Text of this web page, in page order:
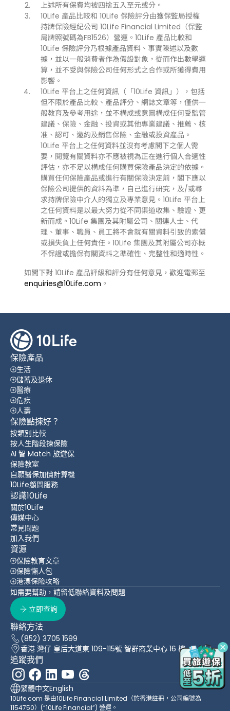
上述所有保費均被四捨五入至元或分。
10Life 產品比較和 10Life 保險評分由獲保監局授權
持牌保險經紀公司 10Life Financial Limited（保監
局牌照號碼為FB1526）營運。10Life 產品比較和
10Life 保險評分乃根據產品資料、事實陳述以及數
據，並以一般消費者作為假設對象，從而作出數學運
算，並不受與保險公司任何形式之合作或所獲得費用
影響。
10Life 平台上之任何資訊（「10Life 資訊」），包括
但不限於產品比較、產品評分、網誌文章等，僅供一
般教育及參考用途，並不構成或意圖構成任何受監管
建議、保險、金融、投資或其他專業建議、推薦、核
准、認可、邀約及銷售保險、金融或投資產品。
10Life 平台上之任何資料並沒有考慮閣下之個人需
要，閱覽有關資料亦不應被視為正在進行個人合適性
評估，亦不足以構成任何購買保險產品決定的依據。
購買任何保險產品或進行有關保險決定前，閣下應以
保險公司提供的資料為準，自己進行研究，及/或尋
求持牌保險中介人的獨立及專業意見。10Life 平台上
之任何資料是以最大努力從不同渠道收集、驗證、更
新而成。10Life 集團及其附屬公司、關連人士、代
理、董事、職員、員工將不會就有關資料引致的索償
或損失負上任何責任。10Life 集團及其附屬公司亦概
不保證或擔保有關資料之準確性、完整性和適時性。
如閣下對 10Life 產品評級和評分有任何意見，歡迎電郵至
enquiries@10Life.com 。
保險產品
生活
儲蓄及退休
醫療
危疾
人壽
保險點揀好？
按類別比較
按人生階段揀保險
AI 智 Match 旅遊保
保險教室
自願醫保加價計算機
10Life顧問服務
認識10Life
關於10Life
傳媒中心
常見問題
加入我們
資源
保險教育文章
保險懶人包
港漂保险攻略
如需要幫助，請留低聯絡資料及問題
立即查詢
聯絡方法
(852) 3705 1599
香港 灣仔 皇后大道東 109-115號 智群商業中心 16 樓
追蹤我們
繁體中文English
10Life.com 是由10Life Financial Limited（於香港註冊，公司編號為
1154750）(“10Life Financial”) 營運。